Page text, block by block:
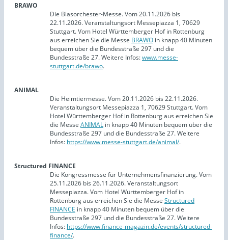
BRAWO
Die Blasorchester-Messe. Vom 20.11.2026 bis
22.11.2026. Veranstaltungsort Messepiazza 1, 70629
Stuttgart. Vom Hotel Württemberger Hof in Rottenburg
aus erreichen Sie die Messe BRAWO in knapp 40 Minuten
bequem über die Bundesstraße 297 und die
Bundesstraße 27. Weitere Infos:www.messe-
stuttgart.de/brawo.
ANIMAL
Die Heimtiermesse. Vom 20.11.2026 bis 22.11.2026.
Veranstaltungsort Messepiazza 1, 70629 Stuttgart. Vom
Hotel Württemberger Hof in Rottenburg aus erreichen Sie
die Messe ANIMAL in knapp 40 Minuten bequem über die
Bundesstraße 297 und die Bundesstraße 27. Weitere
Infos: https://www.messe-stuttgart.de/animal/.
Structured FINANCE
Die Kongressmesse für Unternehmensfinanzierung. Vom
25.11.2026 bis 26.11.2026. Veranstaltungsort
Messepiazza. Vom Hotel Württemberger Hof in
Rottenburg aus erreichen Sie die Messe Structured
FINANCE in knapp 40 Minuten bequem über die
Bundesstraße 297 und die Bundesstraße 27. Weitere
Infos: https://www.finance-magazin.de/events/structured-
finance/.